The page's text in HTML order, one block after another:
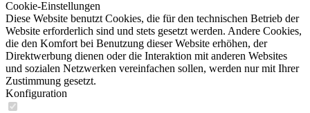
Cookie-Einstellungen
Diese Website benutzt Cookies, die für den technischen Betrieb der
Website erforderlich sind und stets gesetzt werden. Andere Cookies,
die den Komfort bei Benutzung dieser Website erhöhen, der
Direktwerbung dienen oder die Interaktion mit anderen Websites
und sozialen Netzwerken vereinfachen sollen, werden nur mit Ihrer
Zustimmung gesetzt.
Konfiguration